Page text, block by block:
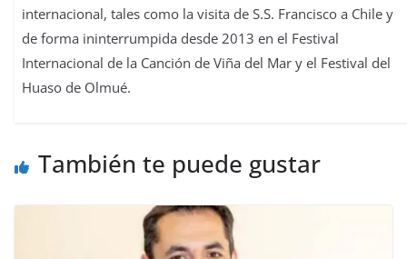
internacional, tales como la visita de S.S. Francisco a Chile y
de forma ininterrumpida desde 2013 en el Festival
Internacional de la Canción de Viña del Mar y el Festival del
Huaso de Olmué.
También te puede gustar